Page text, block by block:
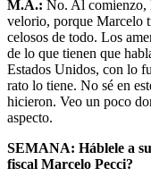
M.A.: No. Al comienzo,
velorio, porque Marcelo
celosos de todo. Los
de lo que tienen que
Estados Unidos, con lo
rato lo tiene. No sé en
hicieron. Veo un poco
aspecto.
SEMANA: Háblele a
fiscal Marcelo Pecci?